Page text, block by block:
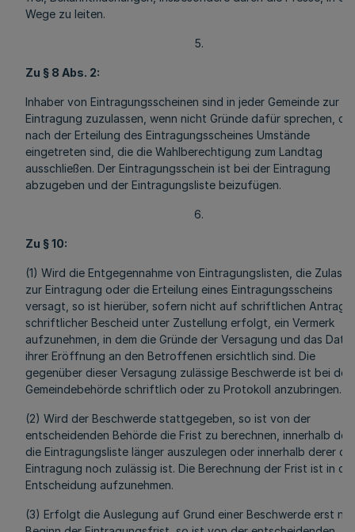
Wege zu leiten.
5.
Zu § 8 Abs. 2:
Inhaber von Eintragungsscheinen sind in jeder Gemeinde zur
Eintragung zuzulassen, wenn nicht Gründe dafür sprechen,
nach der Erteilung des Eintragungsscheines Umstände
eingetreten sind, die die Wahlberechtigung zum Landtag
ausschließen. Der Eintragungsschein ist bei der Eintragung
abzugeben und der Eintragungsliste beizufügen.
6.
Zu § 10:
(1) Wird die Entgegennahme von Eintragungslisten, die
zur Eintragung oder die Erteilung eines Eintragungsscheins
versagt, so ist hierüber, sofern nicht auf schriftlichen Antrag
schriftlicher Bescheid unter Zustellung erfolgt, ein Vermerk
aufzunehmen, in dem die Gründe der Versagung und das
ihrer Eröffnung an den Betroffenen ersichtlich sind. Die
gegenüber dieser Versagung zulässige Beschwerde ist bei der
Gemeindebehörde schriftlich oder zu Protokoll anzubringen.
(2) Wird der Beschwerde stattgegeben, so ist von der
entscheidenden Behörde die Frist zu berechnen, innerhalb
die Eintragungsliste länger auszulegen oder innerhalb derer die
Eintragung noch zulässig ist. Die Berechnung der Frist ist in die
Entscheidung aufzunehmen.
(3) Erfolgt die Auslegung auf Grund einer Beschwerde erst